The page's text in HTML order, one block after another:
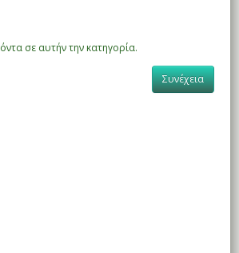
σε αυτήν την κατηγορία.
Συνέχεια